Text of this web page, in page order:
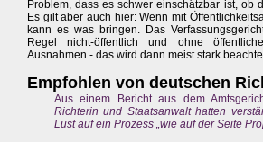
Problem, dass es schwer einschätzbar ist, ob
Es gilt aber auch hier: Wenn mit
kann es was bringen. Das
Regel nicht-öffentlich und ohne
Ausnahmen - das wird dann meist stark
Empfohlen von deutschen
Aus einem Bericht aus dem
Richterin und Staatsanwalt hatten
Lust auf ein Prozess „wie auf der Seite